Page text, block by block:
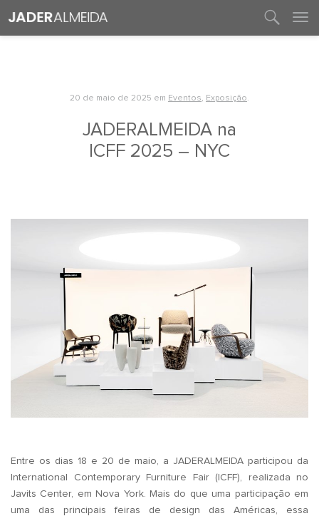
20 de maio de 2025 em Eventos, Exposição.
JADERALMEIDA na
ICFF 2025 – NYC
Entre os dias 18 e 20 de maio, a JADERALMEIDA participou da
International Contemporary Furniture Fair (ICFF), realizada no
Javits Center, em Nova York. Mais do que uma participação em
uma das principais feiras de design das Américas, essa